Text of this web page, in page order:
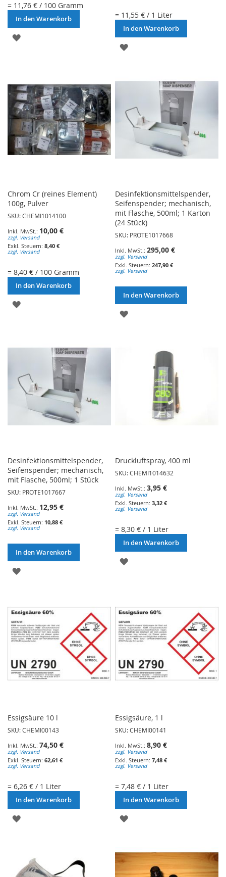
= 11,76 € / 100 Gramm
In den Warenkorb
ZUR
= 11,55 € / 1 Liter
In den Warenkorb
ZUR
HINZUFÜGEN
Chrom Cr (reines Element)
100g, Pulver
SKU: CHEMI1014100
10,00 €
zzgl. Versand
8,40 €
zzgl. Versand
= 8,40 € / 100 Gramm
In den Warenkorb
ZUR
Desinfektionsmittelspender,
Seifenspender; mechanisch,
mit Flasche, 500ml; 1 Karton
(24 Stück)
SKU: PROTE1017668
295,00 €
zzgl. Versand
247,90 €
zzgl. Versand
In den Warenkorb
ZUR
Desinfektionsmittelspender,
Seifenspender; mechanisch,
mit Flasche, 500ml; 1 Stück
SKU: PROTE1017667
12,95 €
zzgl. Versand
10,88 €
zzgl. Versand
In den Warenkorb
ZUR
HINZUFÜGEN
Druckluftspray, 400 ml
SKU: CHEMI1014632
3,95 €
zzgl. Versand
3,32 €
zzgl. Versand
= 8,30 € / 1 Liter
In den Warenkorb
ZUR
Essigsäure 10 l
SKU: CHEMI00143
74,50 €
zzgl. Versand
62,61 €
zzgl. Versand
= 6,26 € / 1 Liter
In den Warenkorb
ZUR
Essigsäure, 1 l
SKU: CHEMI00141
8,90 €
zzgl. Versand
7,48 €
zzgl. Versand
= 7,48 € / 1 Liter
In den Warenkorb
ZUR
HINZUFÜGEN